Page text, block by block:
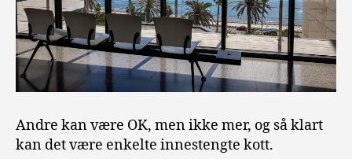
Andre kan være OK, men ikke mer, og så klart
kan det være enkelte innestengte kott.